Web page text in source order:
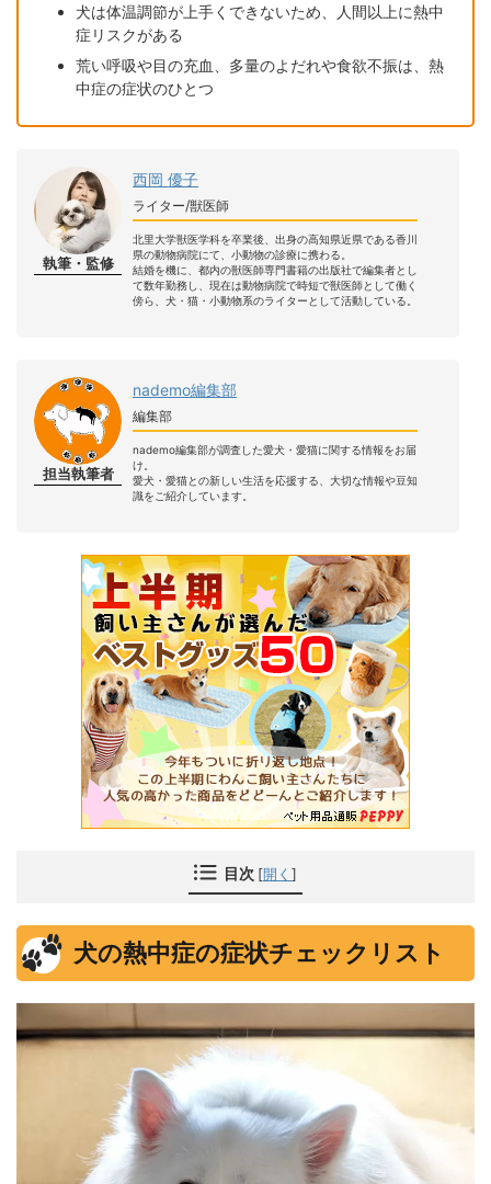
犬は体温調節が上手くできないため、人間以上に熱中
症リスクがある
荒い呼吸や目の充血、多量のよだれや食欲不振は、熱
中症の症状のひとつ
執筆・監修
西岡 優子
ライター/獣医師
北里大学獣医学科を卒業後、出身の高知県近県である香川
県の動物病院にて、小動物の診療に携わる。
結婚を機に、都内の獣医師専門書籍の出版社で編集者とし
て数年勤務し、現在は動物病院で時短で獣医師として働く
傍ら、犬・猫・小動物系のライターとして活動している。
担当執筆者
nademo編集部
編集部
nademo編集部が調査した愛犬・愛猫に関する情報をお届
け。
愛犬・愛猫との新しい生活を応援する、大切な情報や豆知
識をご紹介しています。
目次 [開く ]
犬の熱中症の症状チェックリスト